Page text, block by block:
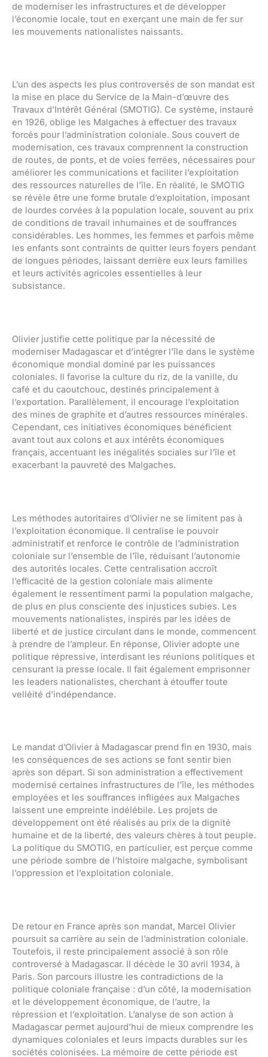
de moderniser les infrastructures et de développer
l’économie locale, tout en exerçant une main de fer sur
les mouvements nationalistes naissants.
L’un des aspects les plus controversés de son mandat est
la mise en place du Service de la Main-d’œuvre des
Travaux d’Intérêt Général (SMOTIG). Ce système, instauré
en 1926, oblige les Malgaches à effectuer des travaux
forcés pour l’administration coloniale. Sous couvert de
modernisation, ces travaux comprennent la construction
de routes, de ponts, et de voies ferrées, nécessaires pour
améliorer les communications et faciliter l’exploitation
des ressources naturelles de l’île. En réalité, le SMOTIG
se révèle être une forme brutale d’exploitation, imposant
de lourdes corvées à la population locale, souvent au prix
de conditions de travail inhumaines et de souffrances
considérables. Les hommes, les femmes et parfois même
les enfants sont contraints de quitter leurs foyers pendant
de longues périodes, laissant derrière eux leurs familles
et leurs activités agricoles essentielles à leur
subsistance.
Olivier justifie cette politique par la nécessité de
moderniser Madagascar et d’intégrer l’île dans le système
économique mondial dominé par les puissances
coloniales. Il favorise la culture du riz, de la vanille, du
café et du caoutchouc, destinés principalement à
l’exportation. Parallèlement, il encourage l’exploitation
des mines de graphite et d’autres ressources minérales.
Cependant, ces initiatives économiques bénéficient
avant tout aux colons et aux intérêts économiques
français, accentuant les inégalités sociales sur l’île et
exacerbant la pauvreté des Malgaches.
Les méthodes autoritaires d’Olivier ne se limitent pas à
l’exploitation économique. Il centralise le pouvoir
administratif et renforce le contrôle de l’administration
coloniale sur l’ensemble de l’île, réduisant l’autonomie
des autorités locales. Cette centralisation accroît
l’efficacité de la gestion coloniale mais alimente
également le ressentiment parmi la population malgache,
de plus en plus consciente des injustices subies. Les
mouvements nationalistes, inspirés par les idées de
liberté et de justice circulant dans le monde, commencent
à prendre de l’ampleur. En réponse, Olivier adopte une
politique répressive, interdisant les réunions politiques et
censurant la presse locale. Il fait également emprisonner
les leaders nationalistes, cherchant à étouffer toute
velléité d’indépendance.
Le mandat d’Olivier à Madagascar prend fin en 1930, mais
les conséquences de ses actions se font sentir bien
après son départ. Si son administration a effectivement
modernisé certaines infrastructures de l’île, les méthodes
employées et les souffrances infligées aux Malgaches
laissent une empreinte indélébile. Les projets de
développement ont été réalisés au prix de la dignité
humaine et de la liberté, des valeurs chères à tout peuple.
La politique du SMOTIG, en particulier, est perçue comme
une période sombre de l’histoire malgache, symbolisant
l’oppression et l’exploitation coloniale.
De retour en France après son mandat, Marcel Olivier
poursuit sa carrière au sein de l’administration coloniale.
Toutefois, il reste principalement associé à son rôle
controversé à Madagascar. Il décède le 30 avril 1934, à
Paris. Son parcours illustre les contradictions de la
politique coloniale française : d’un côté, la modernisation
et le développement économique, de l’autre, la
répression et l’exploitation. L’analyse de son action à
Madagascar permet aujourd’hui de mieux comprendre les
dynamiques coloniales et leurs impacts durables sur les
sociétés colonisées. La mémoire de cette période est